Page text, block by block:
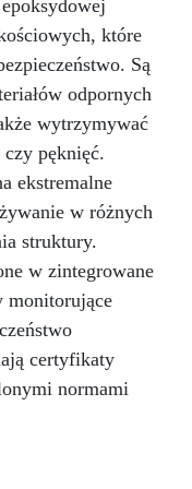
Pro.
które
Są
odpornych
wytrzymywać
pęknięć.
ekstremalne
w różnych
struktury.
w zintegrowane
monitorujące
certyfikaty
normami